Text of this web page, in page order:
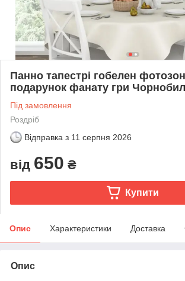
Панно тапестрі гобелен
подарунок фанату гри
Під замовлення
Роздріб
Відправка з 11 серпня 2026
від 650 ₴
Купити
Опис Характеристики Доставка
Опис